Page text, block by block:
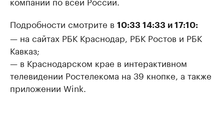
Подробности смотрите в 10:33 14:33 и 17:10:
— на сайтах РБК Краснодар, РБК Ростов и РБК
Кавказ;
— в Краснодарском крае в интерактивном
телевидении Ростелекома на 39 кнопке, а также
приложении Wink.